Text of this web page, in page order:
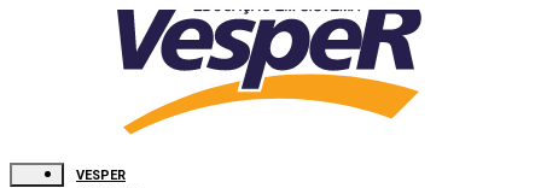
VESPER